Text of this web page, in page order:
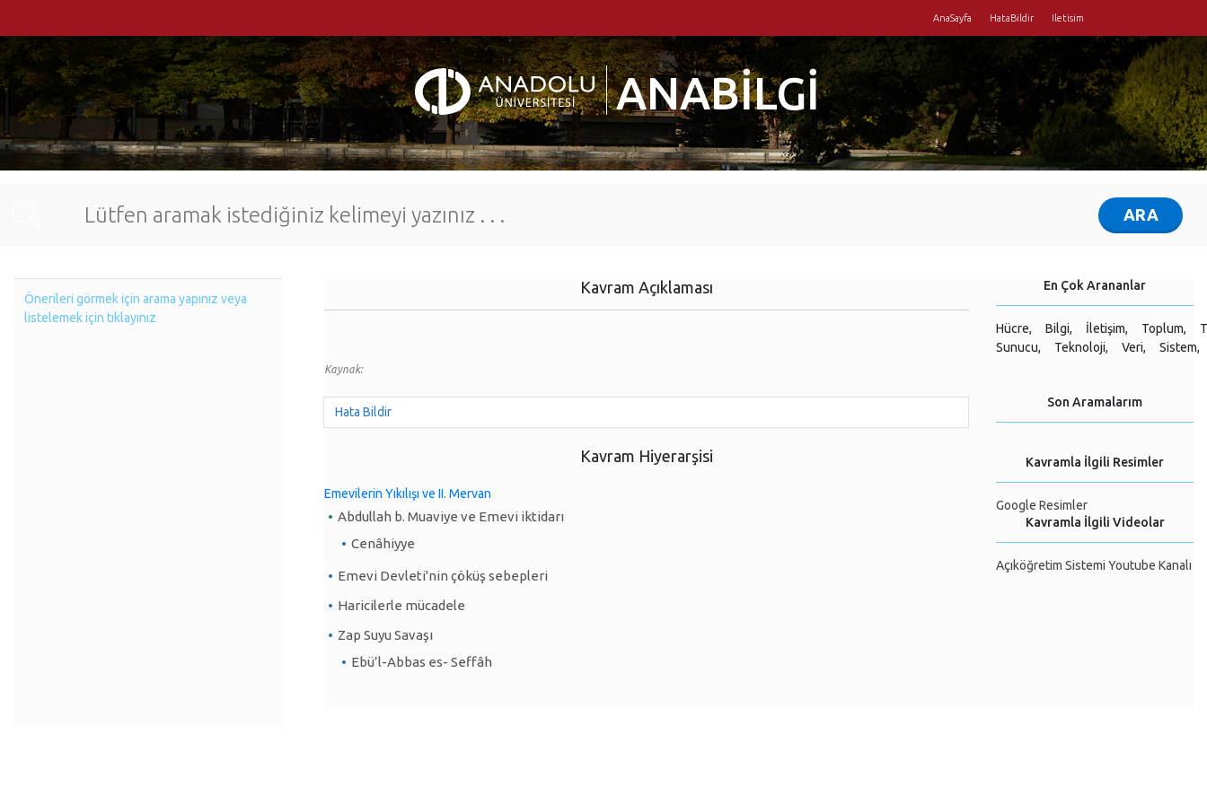
AnaSayfa HataBildir Iletisim
ANABİLGİ
Kavram Açıklaması
Kaynak:
Hata Bildir
Kavram Hiyerarşisi
Emevilerin Yıkılışı ve II. Mervan
Abdullah b. Muaviye ve Emevi iktidarı
Cenâhiyye
Emevi Devleti'nin çöküş sebepleri
Haricilerle mücadele
Zap Suyu Savaşı
Ebü’l-Abbas es- Seffâh
En Çok Arananlar
Hücre, Bilgi, İletişim, Toplum,
Sunucu,
Teknoloji, Veri, Sistem,
Son Aramalarım
Kavramla İlgili Resimler
Google Resimler
Kavramla İlgili Videolar
Açıköğretim Sistemi Youtube Kanalı
Önerileri görmek için arama yapınız veya
listelemek için tıklayınız